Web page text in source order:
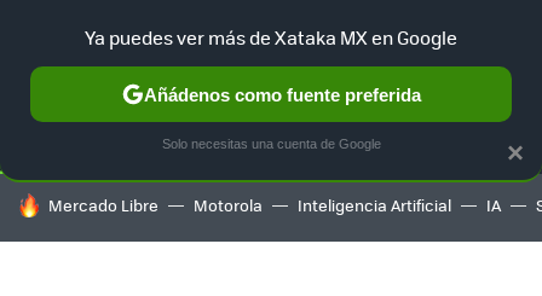
SELECCIÓN GAMING HOME AUTO TERRITORIO
HOY SE HABLA DE
Mercado Libre Motorola Inteligencia Artificial IA
×
Ya puedes ver más de Xataka MX en Google
Añádenos como fuente preferida
Solo necesitas una cuenta de Google